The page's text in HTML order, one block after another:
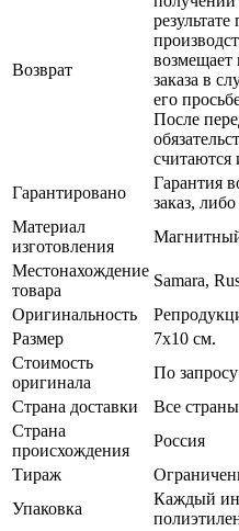
Возврат
возмещает
заказа в
его
После
Гарантировано
Гарантия
заказ,
Материал
изготовления
Местонахождение
товара
Samara,
Оригинальность
Размер
7х10 см.
Стоимость
оригинала
По запросу
Страна доставки
Все страны
Страна
происхождения
Россия
Тираж
Упаковка
Каждый